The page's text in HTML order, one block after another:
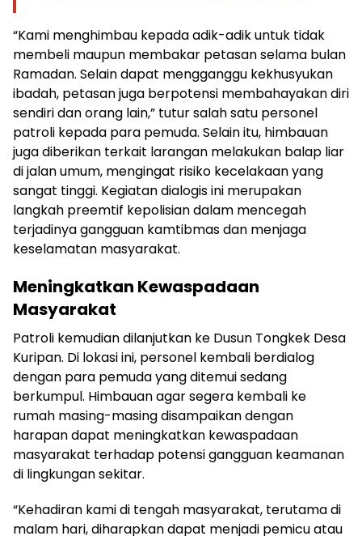
“Kami menghimbau kepada adik-adik untuk tidak
membeli maupun membakar petasan selama bulan
Ramadan. Selain dapat mengganggu kekhusyukan
ibadah, petasan juga berpotensi membahayakan diri
sendiri dan orang lain,” tutur salah satu personel
patroli kepada para pemuda. Selain itu, himbauan
juga diberikan terkait larangan melakukan balap liar
di jalan umum, mengingat risiko kecelakaan yang
sangat tinggi. Kegiatan dialogis ini merupakan
langkah preemtif kepolisian dalam mencegah
terjadinya gangguan kamtibmas dan menjaga
keselamatan masyarakat.
Meningkatkan Kewaspadaan
Masyarakat
Patroli kemudian dilanjutkan ke Dusun Tongkek Desa
Kuripan. Di lokasi ini, personel kembali berdialog
dengan para pemuda yang ditemui sedang
berkumpul. Himbauan agar segera kembali ke
rumah masing-masing disampaikan dengan
harapan dapat meningkatkan kewaspadaan
masyarakat terhadap potensi gangguan keamanan
di lingkungan sekitar.
“Kehadiran kami di tengah masyarakat, terutama di
malam hari, diharapkan dapat menjadi pemicu atau